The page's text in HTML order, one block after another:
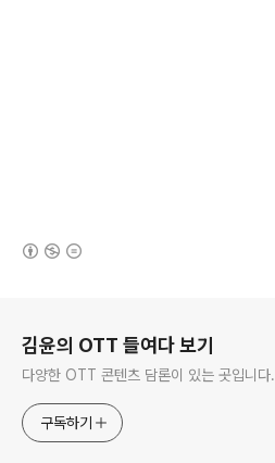
김윤의 OTT 들여다 보기
다양한 OTT 콘텐츠 담론이 있는 곳입니다.
구독하기